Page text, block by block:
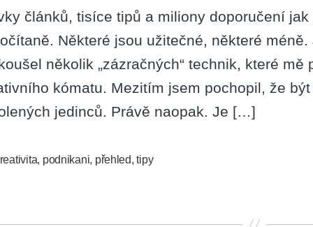
článků, tisíce tipů a miliony doporučení
Některé jsou užitečné, některé
několik „zázračných“ technik, které mě
kómatu. Mezitím jsem pochopil, že
jedinců. Právě naopak. Je […]
, podnikani, přehled,tipy